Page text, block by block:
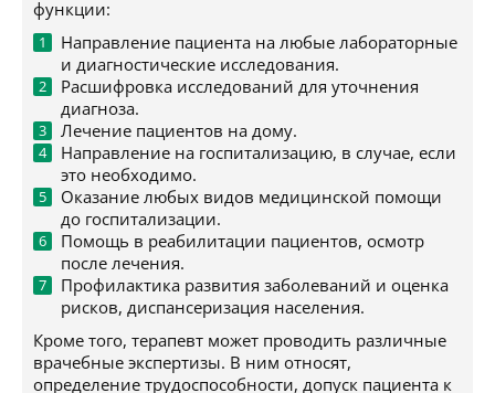
функции:
Направление пациента на любые лабораторные
и диагностические исследования.
Расшифровка исследований для уточнения
диагноза.
Лечение пациентов на дому.
Направление на госпитализацию, в случае, если
это необходимо.
Оказание любых видов медицинской помощи
до госпитализации.
Помощь в реабилитации пациентов, осмотр
после лечения.
Профилактика развития заболеваний и оценка
рисков, диспансеризация населения.
Кроме того, терапевт может проводить различные
врачебные экспертизы. В ним относят,
определение трудоспособности, допуск пациента к